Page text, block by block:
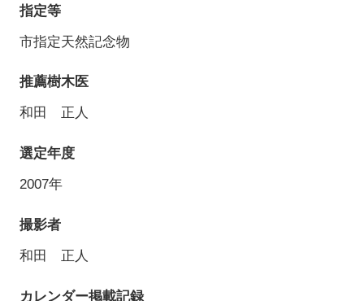
指定等
市指定天然記念物
推薦樹木医
和田 正人
選定年度
2007年
撮影者
和田 正人
カレンダー掲載記録